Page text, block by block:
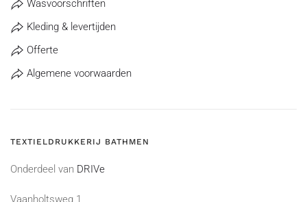
Wasvoorschriften
Kleding & levertijden
Offerte
Algemene voorwaarden
TEXTIELDRUKKERIJ BATHMEN
Onderdeel van DRIVe
Vaanholtsweg 1